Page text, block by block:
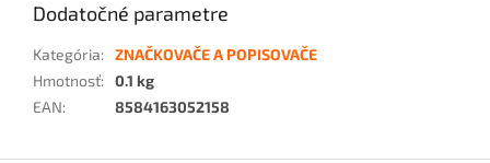
Dodatočné parametre
Kategória: ZNAČKOVAČE A POPISOVAČE
Hmotnosť: 0.1 kg
EAN: 8584163052158